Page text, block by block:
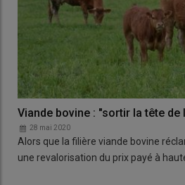
Viande bovine : "sortir la tête de
28 mai 2020
Alors que la filière viande bovine
une revalorisation du prix payé à